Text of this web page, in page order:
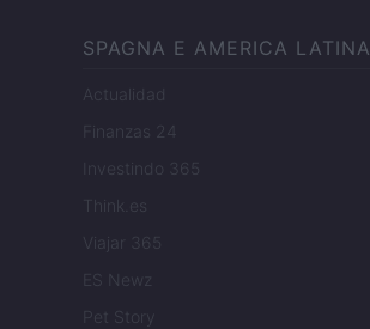
SPAGNA E AMERICA LATINA
Actualidad
Finanzas 24
Investindo 365
Think.es
Viajar 365
ES Newz
Pet Story